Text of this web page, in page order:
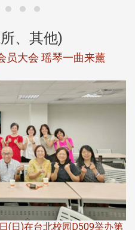
、其他)
员大会 瑶琴一曲来薰
(日)在台北校园D509举办第